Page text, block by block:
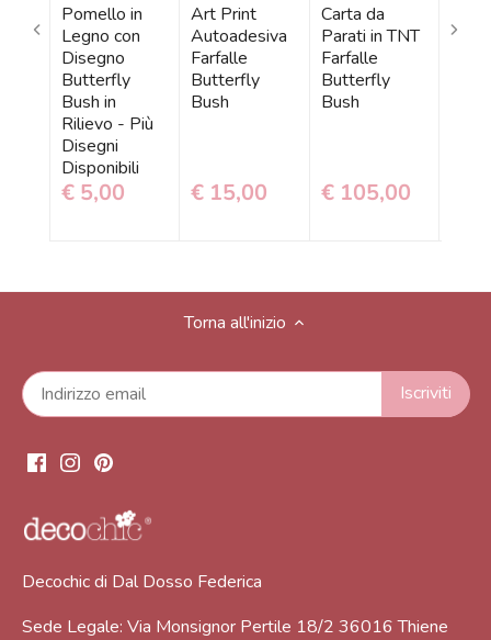
Pomello in
Legno con
Disegno
Butterfly
Bush in
Rilievo - Più
Disegni
Disponibili
€ 5,00
Art Print
Autoadesiva
Farfalle
Butterfly
Bush
€ 15,00
Carta da
Parati in TNT
Farfalle
Butterfly
Bush
€ 105,00
Torna all'inizio
Decochic di Dal Dosso Federica
Sede Legale: Via Monsignor Pertile 18/2 36016 Thiene